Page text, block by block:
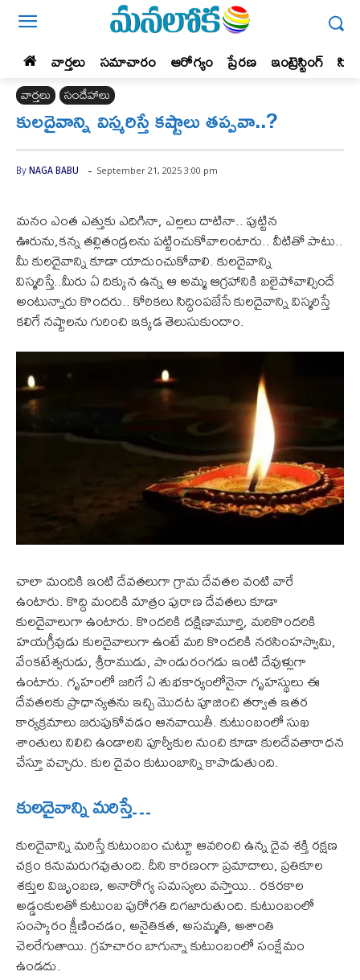
వార్తలు సమాచారం ఆరోగ్యం ప్రేర‌ణ‌ ఇంట్రెస్టింగ్‌
వార్తలు సందేహాలు
కులదైవాన్ని విస్మరిస్తే కష్టాలు తప్పవా..?
By NAGA BABU - September 21, 2025 3:00 pm
మనం ఎంత ఎత్తుకు ఎదిగినా, ఎల్లలు దాటినా.. పుట్టిన
ఊరును,కన్న తల్లితండ్రలను పట్టించుకోవాలంటారు.. వీటితో పాటు..
మీ కులదైవాన్ని కూడా యాదుంచుకోవాలి. కులదైవాన్ని
విస్మరిస్తే..మీరు ఏ దిక్కున ఉన్న ఆ అమ్మ ఆగ్రహానికి బలైపోవాల్సిందే
అంటున్నారు కొందరు.. కోరికలు సిద్ధింపజేసే కులదైవాన్ని విస్మరిస్తే
కలిగే నష్టాలను గురించి ఇక్కడ తెలుసుకుందాం.
చాలా మందికి ఇంటి దేవతలుగా గ్రామ దేవతల వంటి వారే
ఉంటారు. కొద్ది మందికి మాత్రం పురాణ దేవతలు కూడా
కులదైవాలుగా ఉంటారు. కొందరికి దక్షిణామూర్తి, మరికొందరికి
హయగ్రీవుడు కులదైవాలుగా ఉంటే మరి కొందరికి నరసింహస్వామి,
వేంకటేశ్వరుడు, శ్రీరాముడు, పాండురంగడు ఇంటి దేవుళ్లుగా
ఉంటారు. గృహంలో జరిగే ఏ శుభకార్యంలోనైనా గృహస్థులు ఈ
దేవతలకు ప్రాధాన్యతను ఇచ్చి మొదట పూజించి తర్వాత ఇతర
కార్యక్రమాలు జరుపుకోవడం ఆనవాయితీ. కుటుంబంలో సుఖ
శాంతులు నిలిచి ఉండాలని పూర్వీకుల నుంచి కూడా కులదేవతారాధన
చేస్తూ వచ్చారు. కుల దైవం కుటుంబాన్ని కాపాడుతుంది.
కులదైవాన్ని మరిస్తే…
కులదైవాన్ని మరిస్తే కుటుంబం చుట్టూ ఆవరించి ఉన్న దైవ శక్తి రక్షణ
చక్రం కనుమరుగవుతుంది. దీని కారణంగా ప్రమాదాలు, ప్రతికూల
శక్తుల విజృంబణ, అనారోగ్య సమస్యలు వస్తాయి.. రకరకాల
అడ్డంకులతో కుటుంబ పురోగతి దిగజారుతుంది. కుటుంబంలో
సంస్కారం క్షీణించడం, అనైతికత, అసమ్మతి, అశాంతి
చెలరేగుతాయి. గ్రహచారం బాగున్నా కుటుంబంలో సంక్షేమం
ఉండదు.